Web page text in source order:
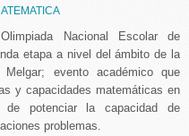
Nacional Escolar de
etapa a nivel del ámbito de la
evento académico que
y capacidades matemáticas en
de potenciar la capacidad de
problemas.